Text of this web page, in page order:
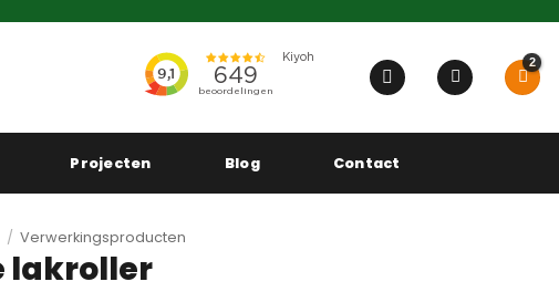
Projecten Blog Contact
/ Verwerkingsproducten
lakroller